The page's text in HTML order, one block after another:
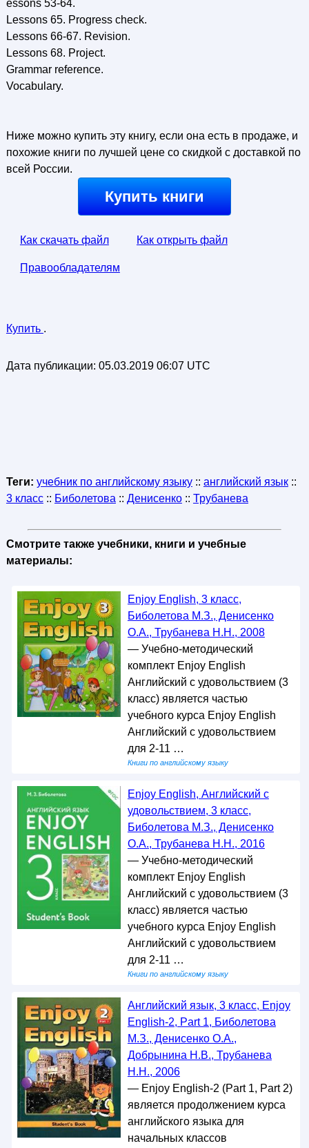
essons 53-64.
Lessons 65. Progress check.
Lessons 66-67. Revision.
Lessons 68. Project.
Grammar reference.
Vocabulary.
Ниже можно купить эту книгу, если она есть в продаже, и
похожие книги по лучшей цене со скидкой с доставкой по
всей России.
Купить книги
Как скачать файл Как открыть файл
Правообладателям
Купить .
Дата публикации: 05.03.2019 06:07 UTC
Теги: учебник по английскому языку:: английский язык::
3 класс:: Биболетова :: Денисенко:: Трубанева
Смотрите также учебники, книги и учебные
материалы:
Enjoy English, 3 класс,
Биболетова М.З., Денисенко
О.А., Трубанева Н.Н., 2008
— Учебно-методический
комплект Enjoy English
Английский с удовольствием (3
класс) является частью
учебного курса Enjoy English
Английский с удовольствием
для 2-11 …
Книги по английскому языку
Enjoy English, Английский с
удовольствием, 3 класс,
Биболетова М.З., Денисенко
О.А., Трубанева Н.Н., 2016
— Учебно-методический
комплект Enjoy English
Английский с удовольствием (3
класс) является частью
учебного курса Enjoy English
Английский с удовольствием
для 2-11 …
Книги по английскому языку
Английский язык, 3 класс, Enjoy
English-2, Part 1, Биболетова
М.З., Денисенко О.А.,
Добрынина Н.В., Трубанева
Н.Н., 2006
— Enjoy English-2 (Part 1, Part 2)
является продолжением курса
английского языка для
начальных классов